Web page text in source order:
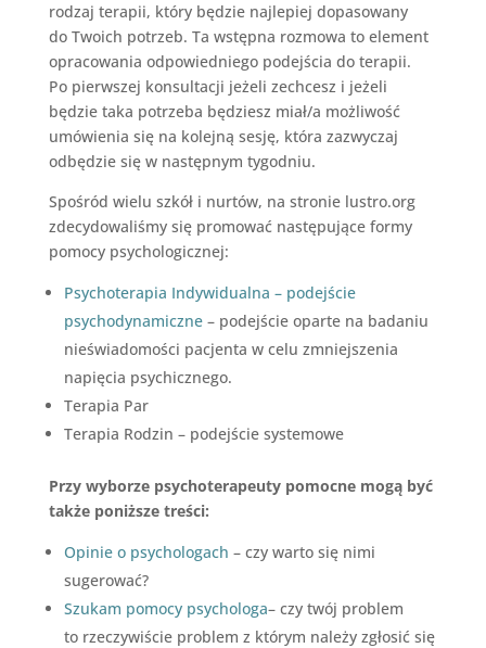
rodzaj terapii, który będzie najlepiej dopasowany
do Twoich potrzeb. Ta wstępna rozmowa to element
opracowania odpowiedniego podejścia do terapii.
Po pierwszej konsultacji jeżeli zechcesz i jeżeli
będzie taka potrzeba będziesz miał/a możliwość
umówienia się na kolejną sesję, która zazwyczaj
odbędzie się w następnym tygodniu.
Spośród wielu szkół i nurtów, na stronie lustro.org
zdecydowaliśmy się promować następujące formy
pomocy psychologicznej:
Psychoterapia Indywidualna – podejście
psychodynamiczne– podejście oparte na badaniu
nieświadomości pacjenta w celu zmniejszenia
napięcia psychicznego.
Terapia Par
Terapia Rodzin – podejście systemowe
Przy wyborze psychoterapeuty pomocne mogą być
także poniższe treści:
Opinie o psychologach – czy warto się nimi
sugerować?
Szukam pomocy psychologa– czy twój problem
to rzeczywiście problem z którym należy zgłosić się